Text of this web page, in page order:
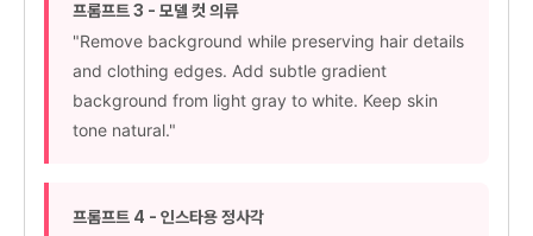
프롬프트 3 - 모델 컷 의류
"Remove background while preserving hair details
and clothing edges. Add subtle gradient
background from light gray to white. Keep skin
tone natural."
프롬프트 4 - 인스타용 정사각